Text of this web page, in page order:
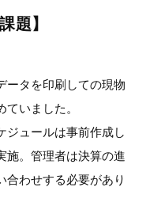
題】
ータを印刷しての現物
いました。
ジュールは事前作成し
施。管理者は決算の進
合わせする必要があり